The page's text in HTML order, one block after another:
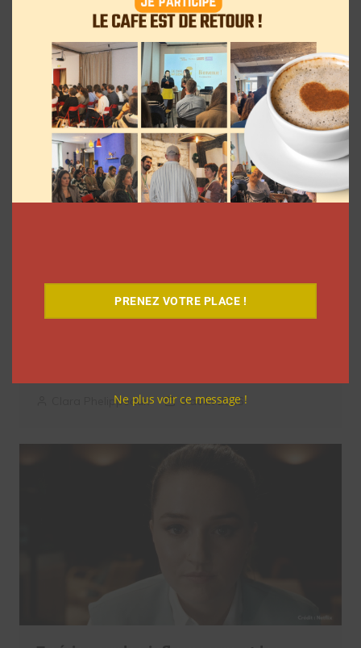
Comment le Grand JD a complètement
Clara Phelippeaux 6 août 2026
Coupe du Monde 2026: comment
Clara Phelippeaux 6 août 2026
PRENEZ VOTRE PLACE !
Ne plus voir ce message !